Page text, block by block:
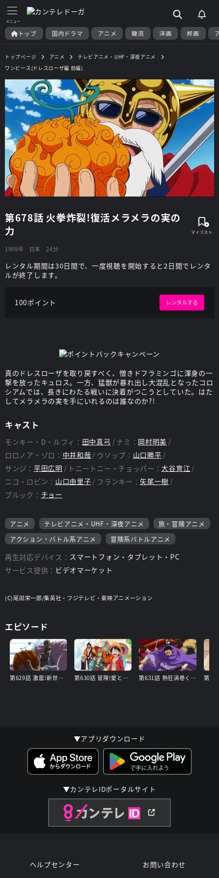
トップ 国内ドラマ アニメ 韓流 洋画 邦画
トップページ アニメ
テレビアニメ・UHF・深夜アニメ
ワンピース(ドレスローザ編 前編)
第678話 火拳炸裂!復活メラメラの実の
力
1999年 日本 24分
レンタル期間は30日間で、一度視聴を開始すると2日間でレンタ
ルが終了します。
100ポイント レンタルする
真のドレスローザを取り戻すべく、憎きドフラミンゴに渾身の一
撃を放ったキュロス。一方、猛獣が暴れ出し大混乱となったコロ
シアムでは、長きにわたる戦いに決着がつこうとしていた。はた
してメラメラの実を手にいれるのは誰なのか?!
キャスト
モンキー・D・ルフィ： 田中真弓 ナミ： 岡村明美
ロロノア・ゾロ： 中井和哉 ウソップ： 山口勝平
サンジ： 平田広明 トニートニー・チョッパー：大谷育江
ニコ・ロビン： 山口由里子 フランキー：矢尾一樹
ブルック： チョー
アニメ テレビアニメ・UHF・深夜アニメ
旅・冒険アニメ
アクション・バトル系アニメ
冒険系バトルアニメ
再生対応デバイス： スマートフォン・タブレット・PC
サービス提供： ビデオマーケット
(C)尾田栄一郎/集英社・フジテレビ・東映アニメーション
エピソード
第629話 激震!新世界動かす大ニュース 第630話 冒険!愛と情熱の国ドレスローザ 第631話 熱狂渦巻く コリーダコロシアム
▼アプリダウンロード
▼カンテレIDポータルサイト
ヘルプセンター お問い合わせ